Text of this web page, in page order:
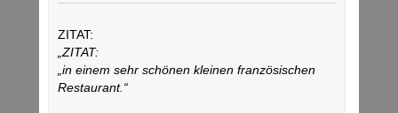
ZITAT:
„ZITAT:
„in einem sehr schönen kleinen französischen
Restaurant.“